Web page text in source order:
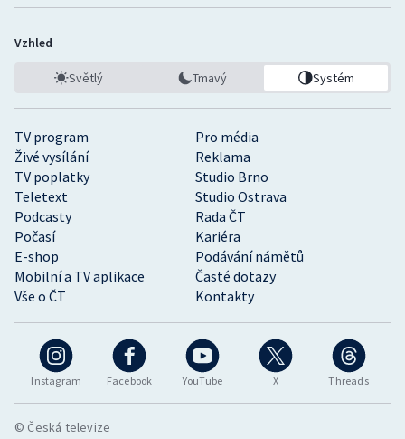
Instagram Facebook YouTube X Threads
TV program
Pro média
Živé vysílání
Reklama
TV poplatky
Studio Brno
Teletext
Studio Ostrava
Podcasty
Rada ČT
Počasí
Kariéra
E-shop
Podávání námětů
Mobilní a TV aplikace
Časté dotazy
Vše o ČT
Kontakty
Vzhled
Světlý Tmavý Systém
© Česká televize